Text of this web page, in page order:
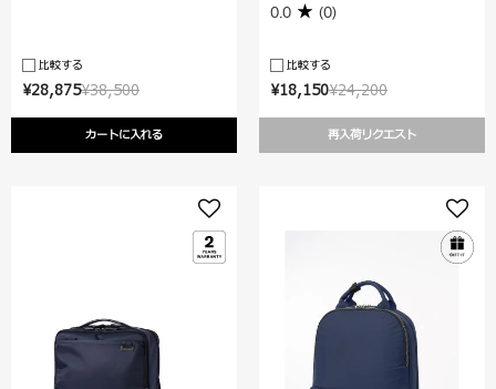
¥38,500
¥28,875
カートに入れる
比較する
¥24,200
¥18,150
再入荷リクエスト
0.0 (0)
比較する